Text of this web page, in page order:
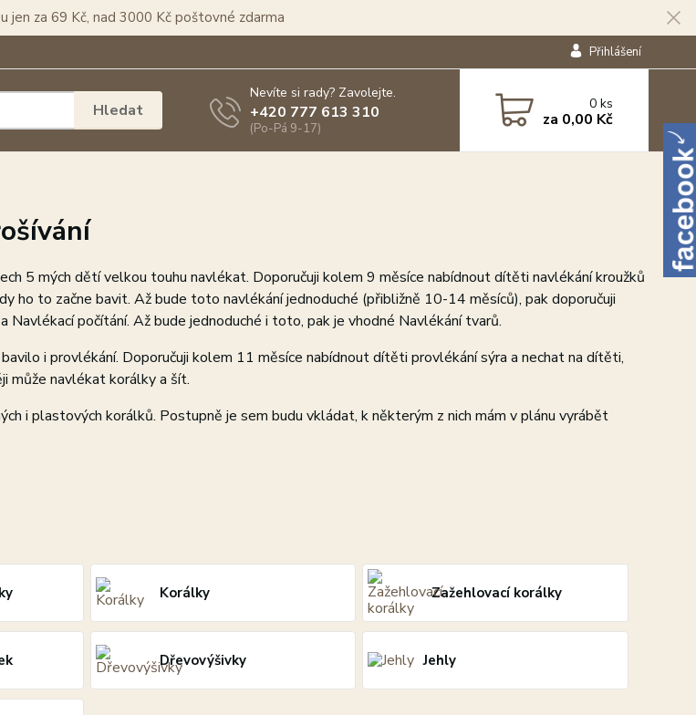
jen za 69 Kč, nad 3000 Kč poštovné zdarma
Přihlášení
Hledat
Nevíte si rady? Zavolejte.
+420 777 613 310
(Po-Pá 9-17)
0ks
za 0,00 Kč
5 mých dětí velkou touhu navlékat. Doporučuji kolem 9 měsíce nabídnout dítěti navlékání kroužků
ho to začne bavit. Až bude toto navlékání jednoduché (přibližně 10-14 měsíců), pak doporučuji
Navlékací počítání. Až bude jednoduché i toto, pak je vhodné Navlékání tvarů.
i provlékání. Doporučuji kolem 11 měsíce nabídnout dítěti provlékání sýra a nechat na dítěti,
může navlékat korálky a šít.
i plastových korálků. Postupně je sem budu vkládat, k některým z nich mám v plánu vyrábět
Korálky Zažehlovací korálky
Dřevovýšivky Jehly